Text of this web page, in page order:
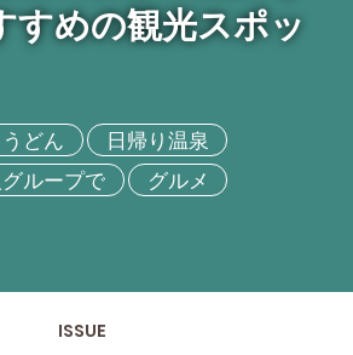
すめの観光スポッ
どん
日帰り温泉
ループで
グルメ
ISSUE